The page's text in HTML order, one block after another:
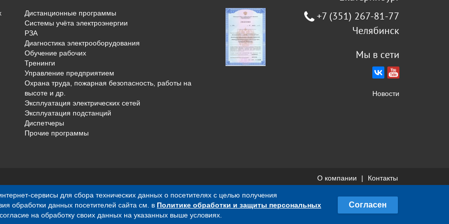
Дистанционные программы
Системы учёта электроэнергии
РЗА
Диагностика электрооборудования
Обучение рабочих
Тренинги
Управление предприятием
Охрана труда, пожарная безопасность, работы на
высоте и др.
Эксплуатация электрических сетей
Эксплуатация подстанций
Диспетчеры
Прочие программы
+7 (351) 267-81-77
Челябинск
Мы в сети
Новости
О компании Контакты
информационный характер и ни при каких условиях не является публичной офертой, определяемой
сервисы для сбора технических данных о посетителях с целью получения
обработки данных посетителей сайта см. в Политике обработки и защиты персональных
на обработку своих данных на указанных выше условиях.
Согласен